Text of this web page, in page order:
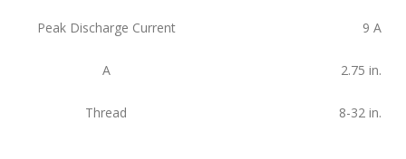
Peak Discharge Current 9 A
A 2.75 in.
Thread 8-32 in.